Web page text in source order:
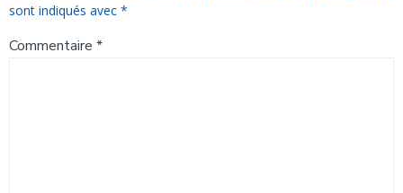
sont indiqués avec *
Commentaire *